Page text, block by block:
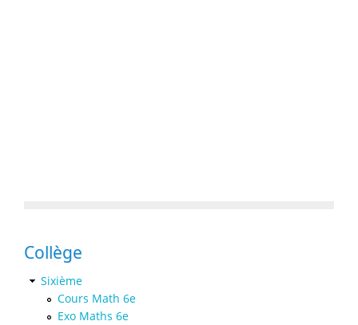
Collège
Sixième
Cours Math 6e
Exo Maths 6e